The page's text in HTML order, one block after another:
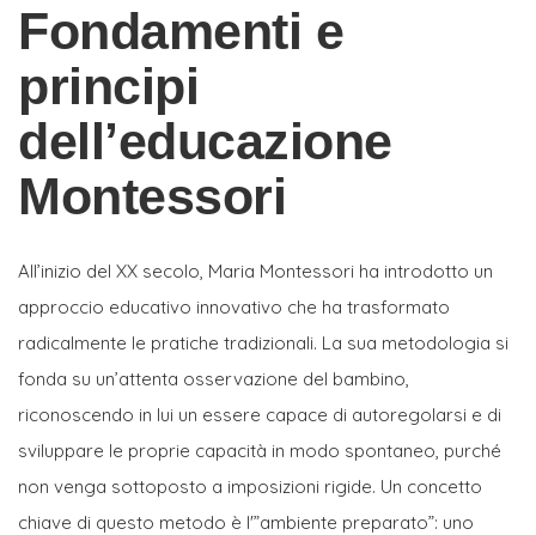
Fondamenti e
principi
dell’educazione
Montessori
All’inizio del XX secolo, Maria Montessori ha introdotto un
approccio educativo innovativo che ha trasformato
radicalmente le pratiche tradizionali. La sua metodologia si
fonda su un’attenta osservazione del bambino,
riconoscendo in lui un essere capace di autoregolarsi e di
sviluppare le proprie capacità in modo spontaneo, purché
non venga sottoposto a imposizioni rigide. Un concetto
chiave di questo metodo è l'”ambiente preparato”: uno